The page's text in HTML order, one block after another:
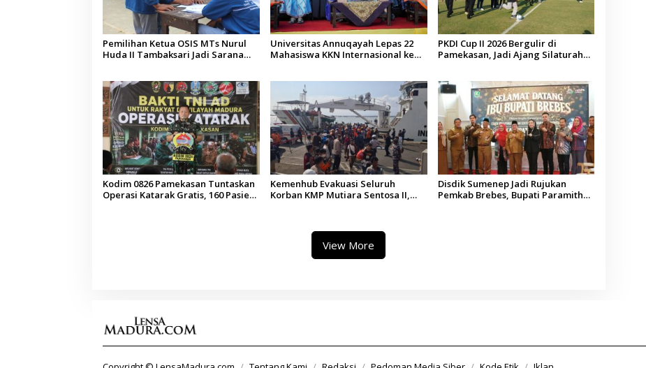
Pemilihan Ketua OSIS MTs Nurul
Huda II Tambaksari Jadi Sarana
Universitas Annuqayah Lepas 22
Mahasiswa KKN Internasional ke
PKDI Cup II 2026 Bergulir di
Pamekasan, Jadi Ajang Silaturahmi
Kodim 0826 Pamekasan Tuntaskan
Operasi Katarak Gratis, 160 Pasien
Kemenhub Evakuasi Seluruh
Korban KMP Mutiara Sentosa II,
Disdik Sumenep Jadi Rujukan
Pemkab Brebes, Bupati Paramitha
View More